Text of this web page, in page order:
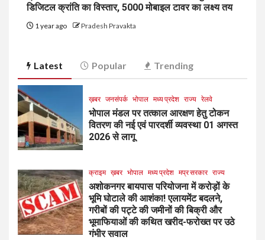
डिजिटल क्रांति का विस्तार, 5000 मोबाइल टावर का लक्ष्य तय
1 year ago Pradesh Pravakta
Latest Popular Trending
ख़बर जनसंपर्क भोपाल मध्य प्रदेश राज्य रेलवे
भोपाल मंडल पर तत्काल आरक्षण हेतु टोकन
वितरण की नई एवं पारदर्शी व्यवस्था 01 अगस्त
2026 से लागू
क्राइम ख़बर भोपाल मध्य प्रदेश मप्र सरकार राज्य
अशोकनगर बायपास परियोजना में करोड़ों के
भूमि घोटाले की आशंका! एलायमेंट बदलने,
गरीबों की पट्टे की जमीनों की बिक्री और
भूमाफियाओं की कथित खरीद-फरोख्त पर उठे
गंभीर सवाल